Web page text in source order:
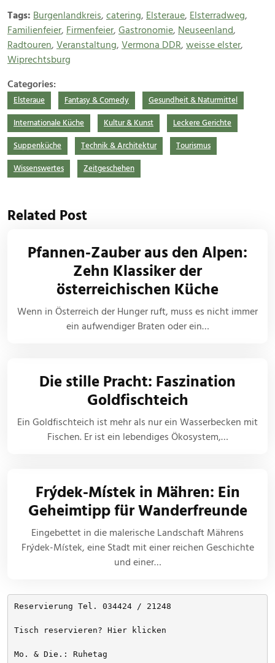
Tags: Burgenlandkreis, catering, Elsteraue, Elsterradweg,
Familienfeier, Firmenfeier, Gastronomie, Neuseenland,
Radtouren, Veranstaltung, Vermona DDR, weisse elster,
Wiprechtsburg
Categories:
Elsteraue Fantasy & Comedy Gesundheit & Naturmittel
Internationale Küche Kultur & Kunst Leckere Gerichte
Suppenküche Technik & Architektur Tourismus
Wissenswertes Zeitgeschehen
Related Post
Pfannen-Zauber aus den Alpen:
Zehn Klassiker der
österreichischen Küche
Wenn in Österreich der Hunger ruft, muss es nicht immer
ein aufwendiger Braten oder ein…
Die stille Pracht: Faszination
Goldfischteich
Ein Goldfischteich ist mehr als nur ein Wasserbecken mit
Fischen. Er ist ein lebendiges Ökosystem,…
Frýdek-Místek in Mähren: Ein
Geheimtipp für Wanderfreunde
Eingebettet in die malerische Landschaft Mährens
Frýdek-Místek, eine Stadt mit einer reichen Geschichte
und einer…
Reservierung Tel. 034424 / 21248
Tisch reservieren? Hier klicken
Mo. & Die.: Ruhetag